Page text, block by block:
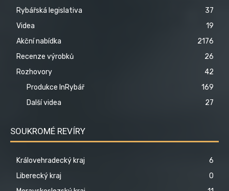
Rybářská legislativa
37
Videa
19
Akční nabídka
2176
Recenze výrobků
26
Rozhovory
42
Produkce InRybář
169
Další videa
27
SOUKROMÉ REVÍRY
Královehradecký kraj
6
Liberecký kraj
0